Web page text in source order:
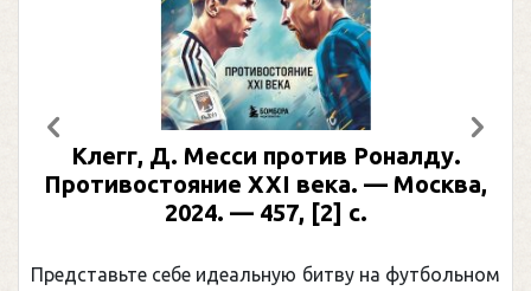
Клегг, Д. Месси против Роналду.
Противостояние XXI века. — Москва,
2024. — 457, [2] с.
Представьте себе идеальную битву на футбольном
Предыдущий